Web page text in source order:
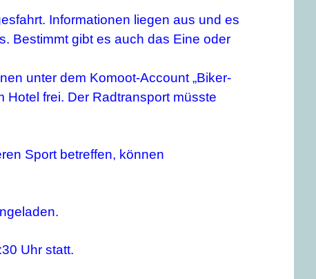
Informationen liegen aus und es
Bestimmt gibt es auch das Eine oder
unter dem Komoot-Account „Biker-
Hotel frei. Der Radtransport müsste
Sport betreffen, können
Uhr statt.